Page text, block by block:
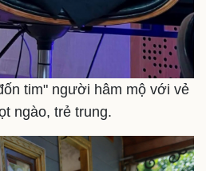
tim" người hâm mộ với vẻ
ngào, trẻ trung.